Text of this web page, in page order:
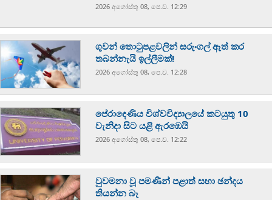
2026 අගෝස්‍තු 08, පෙ.ව. 12:29
ගුවන් තොටුපළවලින් සරුංගල් ඈත් කර
තබන්නැයි ඉල්ලීමක්!
2026 අගෝස්‍තු 08, පෙ.ව. 12:28
පේරාදෙණිය විශ්වවිද්‍යාලයේ කටයුතු 10
වැනිදා සිට යළි ඇරඹෙයි
2026 අගෝස්‍තු 08, පෙ.ව. 12:22
වුවමනා වූ පමණින් පළාත් සභා ඡන්දය
තියන්න බෑ